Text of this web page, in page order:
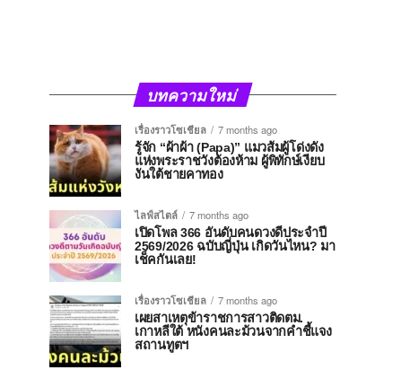
บทความใหม่
เรื่องราวโซเชียล
7 months ago
รู้จัก “ผ้าผ้า (Papa)” แมวส้มผู้โด่งดัง
แห่งพระราชวังต้องห้าม ผู้พิทักษ์เงียบ
งันใต้ชายคาทอง
ไลฟ์สไตล์
7 months ago
เปิดโพล 366 อันดับคนดวงดีประจำปี
2569/2026 ฉบับญี่ปุ่น เกิดวันไหน? มา
เช็คกันเลย!
เรื่องราวโซเชียล
7 months ago
เผยสาเหตุข้าราชการสาวติดตม.
เกาหลีใต้ หนังคนละม้วนจากคำชี้แจง
สถานทูตฯ